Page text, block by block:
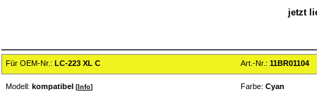
jetzt
Für OEM-Nr.: LC-223 XL C Art.-Nr.: 11BR01104
Modell: kompatibel [ Info] Farbe: Cyan